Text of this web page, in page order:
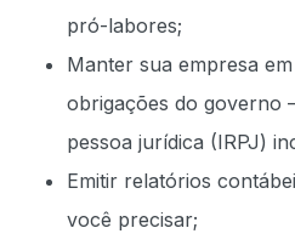
pró-labores;
Manter sua empresa
obrigações do governo
pessoa jurídica (IRPJ)
Emitir relatórios
você precisar;